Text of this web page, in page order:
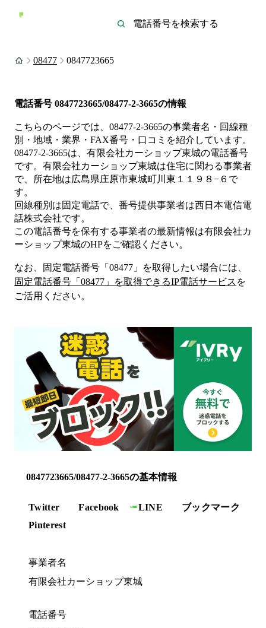
08477 0847723665
電話番号 0847723665/08477-2-3665の情報
こちらのページでは、 08477-2-3665の事業者名・回線種
別・地域・業界・FAX番号・口コミを紹介しています。
08477-2-3665は、 有限会社カーショップ東城の電話番号
です。 有限会社カーショップ東城は住宅に関わる事業者
で、所在地は広島県庄原市東城町川東１１９８−６ で
す。
回線種別は固定電話で、番号提供事業者は西日本電信電
話株式会社です。
この電話番号を保有する事業者の最新情報は有限会社カ
ーショップ東城のHPをご確認ください。
なお、固定電話番号「 08477 」を取得したい場合には、
固定電話番号「 08477 」を取得できるIP電話サービス を
ご活用ください。
0847723665/08477-2-3665の基本情報
Twitter Facebook LINE
ブックマーク
Pinterest
事業者名
有限会社カーショップ東城
電話番号